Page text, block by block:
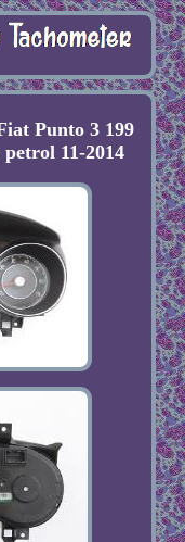
Punto 3 199
11-2014